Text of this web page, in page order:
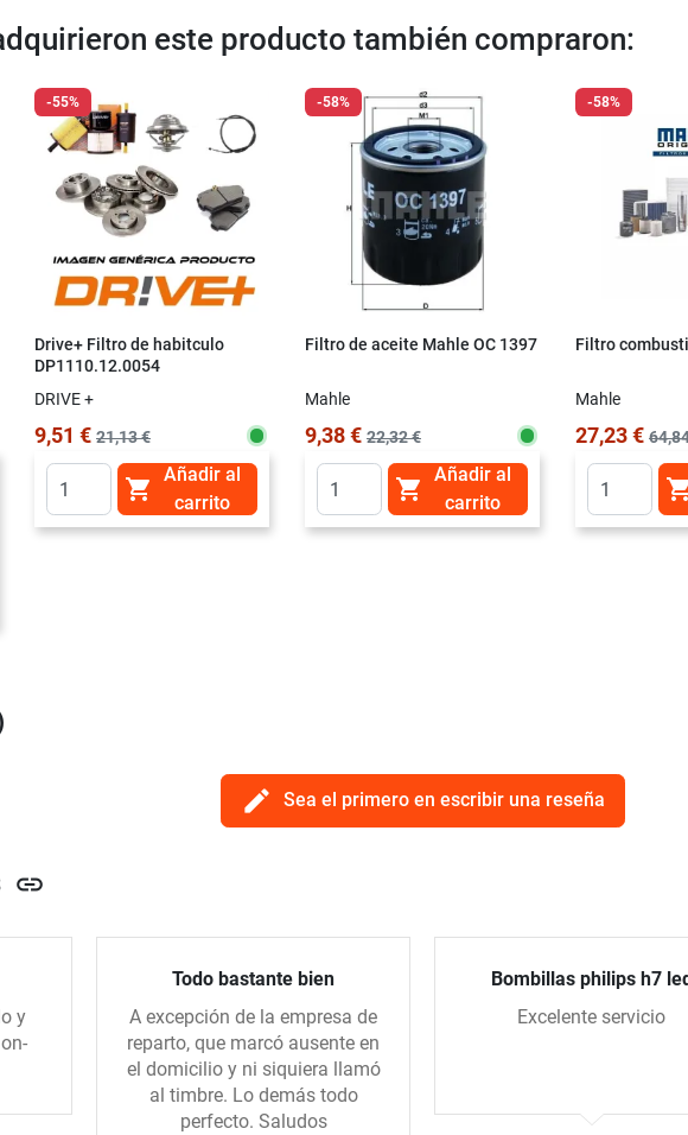
este producto también compraron:
-55%
Drive+ Filtro de habitculo
DP1110.12.0054
DRIVE +
9,51 € 21,13 €

Añadir al
carrito
-58%
Filtro de aceite Mahle OC 1397
Mahle
9,38 € 22,32 €

Añadir al
carrito
-58%
Filtro
Mahle
27,23 €
edit Sea el primero en escribir una reseña
link
y
Todo bastante bien
A excepción de la empresa de
reparto, que marcó ausente en
el domicilio y ni siquiera llamó
al timbre. Lo demás todo
perfecto. Saludos
Bombillas philips h7 led
Excelente servicio